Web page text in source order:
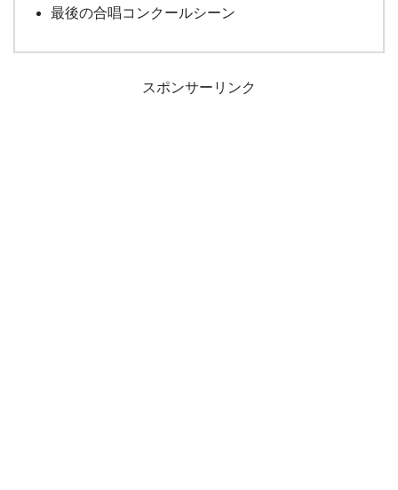
最後の合唱コンクールシーン
スポンサーリンク